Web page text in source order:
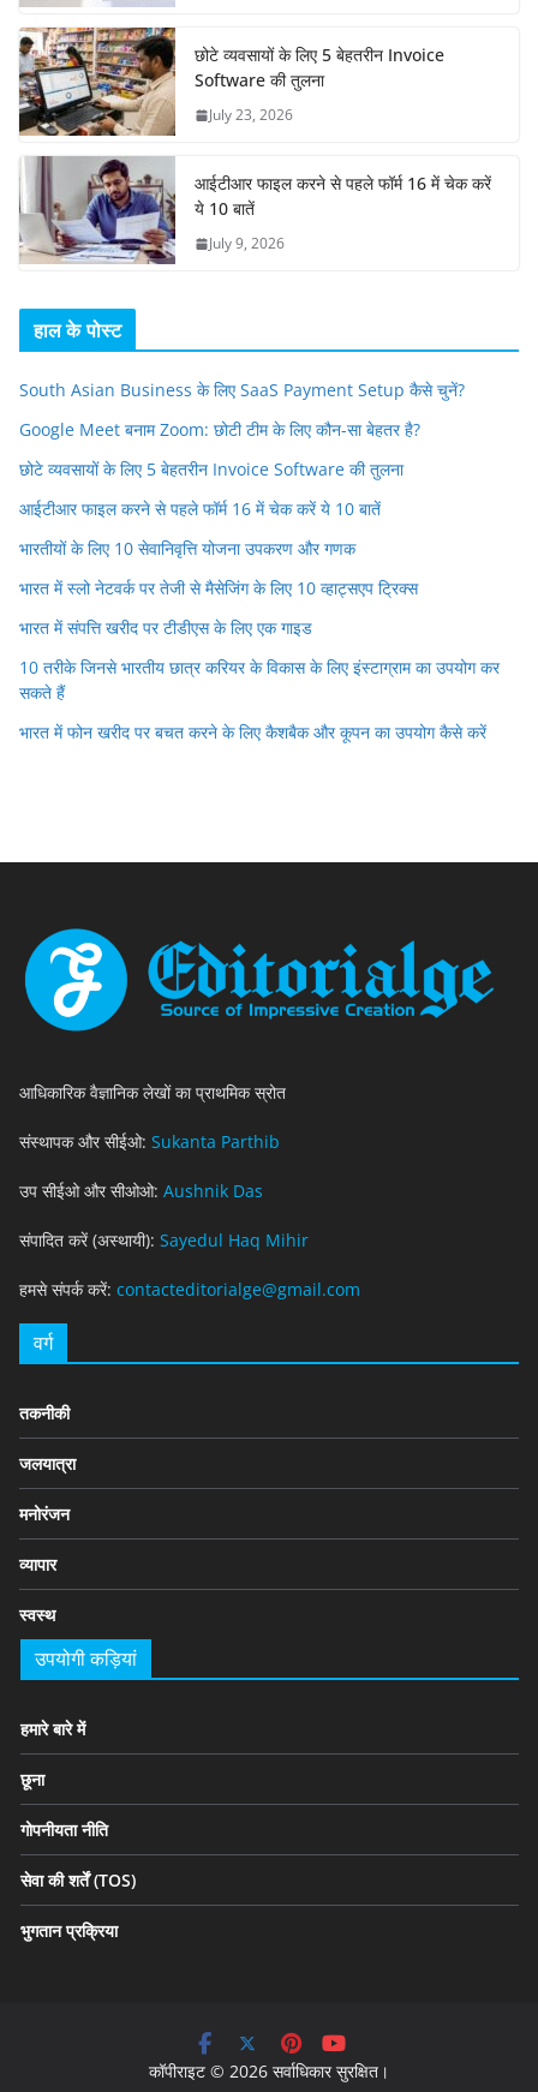
छोटे व्यवसायों के लिए 5 बेहतरीन Invoice
Software की तुलना
July 23, 2026
आईटीआर फाइल करने से पहले फॉर्म 16 में चेक करें
ये 10 बातें
July 9, 2026
हाल के पोस्ट
South Asian Business के लिए SaaS Payment Setup कैसे चुनें?
Google Meet बनाम Zoom: छोटी टीम के लिए कौन-सा बेहतर है?
छोटे व्यवसायों के लिए 5 बेहतरीन Invoice Software की तुलना
आईटीआर फाइल करने से पहले फॉर्म 16 में चेक करें ये 10 बातें
भारतीयों के लिए 10 सेवानिवृत्ति योजना उपकरण और गणक
भारत में स्लो नेटवर्क पर तेजी से मैसेजिंग के लिए 10 व्हाट्सएप ट्रिक्स
भारत में संपत्ति खरीद पर टीडीएस के लिए एक गाइड
10 तरीके जिनसे भारतीय छात्र करियर के विकास के लिए इंस्टाग्राम का उपयोग कर
सकते हैं
भारत में फोन खरीद पर बचत करने के लिए कैशबैक और कूपन का उपयोग कैसे करें
आधिकारिक वैज्ञानिक लेखों का प्राथमिक स्रोत
संस्थापक और सीईओ: Sukanta Parthib
उप सीईओ और सीओओ: Aushnik Das
संपादित करें (अस्थायी): Sayedul Haq Mihir
हमसे संपर्क करें: contacteditorialge@gmail.com
वर्ग
तकनीकी
जलयात्रा
मनोरंजन
व्यापार
स्वस्थ
उपयोगी कड़ियां
हमारे बारे में
छूना
गोपनीयता नीति
सेवा की शर्तें (TOS)
भुगतान प्रक्रिया
कॉपीराइट © 2026 सर्वाधिकार सुरक्षित।